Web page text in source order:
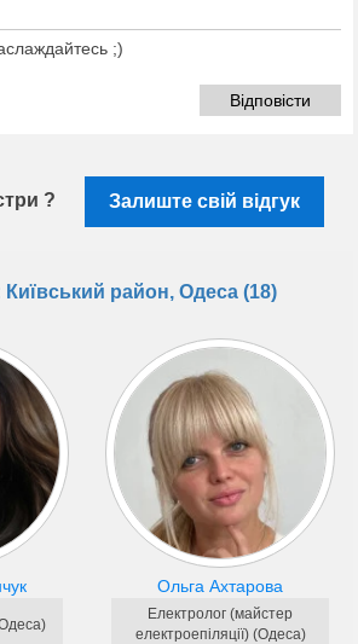
;)
Відповісти
? Залиште свій відгук
Київський район, Одеса (18)
Ольга Ахтарова
Електролог (майстер
електроепіляції) (Одеса)